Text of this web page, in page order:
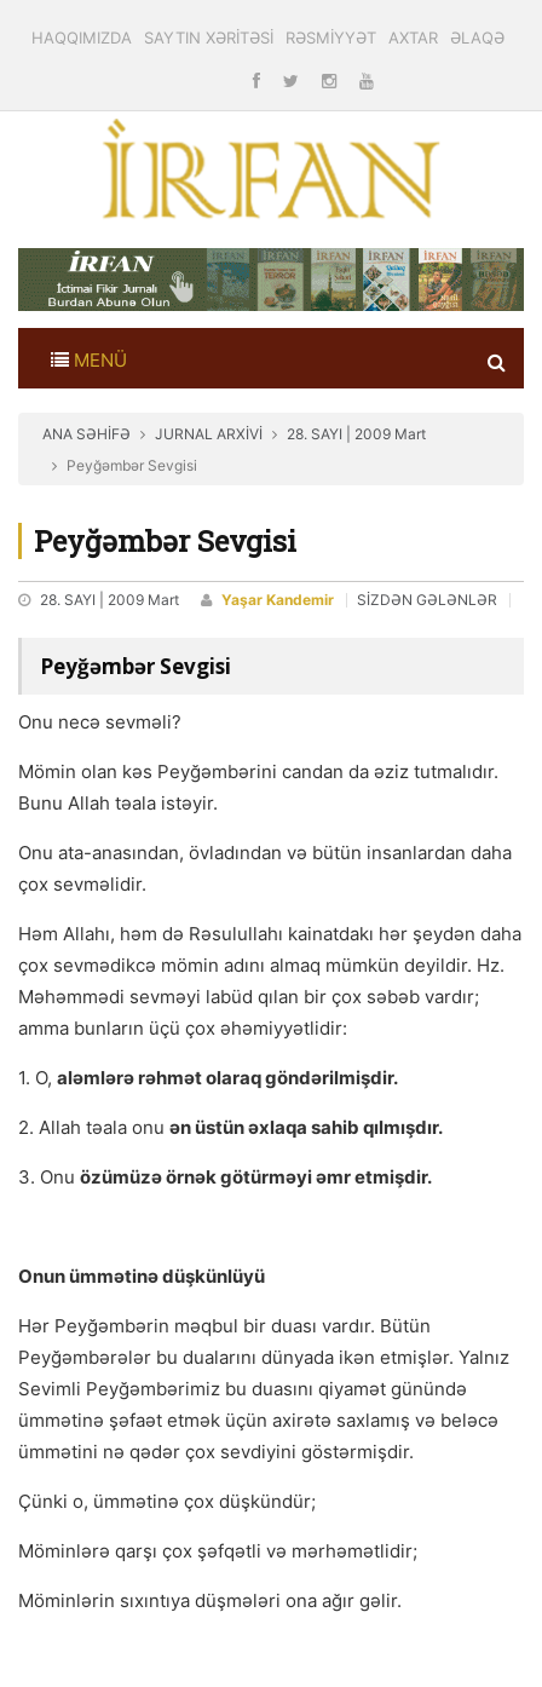
HAQQIMIZDA SAYTIN XƏRİTƏSİ RƏSMİYYƏT AXTAR ƏLAQƏ
MENÜ
ANA SƏHİFƏ JURNAL ARXİVİ
28. SAYI | 2009 Mart
Peyğəmbər Sevgisi
Peyğəmbər Sevgisi
28. SAYI | 2009 Mart Yaşar Kandemir SİZDƏN GƏLƏNLƏR
Peyğəmbər Sevgisi
Onu necə sevməli?
Mömin olan kəs Peyğəmbərini candan da əziz tutmalıdır.
Bunu Allah təala istəyir.
Onu ata-anasından, övladından və bütün insanlardan daha
çox sevməlidir.
Həm Allahı, həm də Rəsulullahı kainatdakı hər şeydən daha
çox sevmədikcə mömin adını almaq mümkün deyildir. Hz.
Məhəmmədi sevməyi labüd qılan bir çox səbəb vardır;
amma bunların üçü çox əhəmiyyətlidir:
1. O, aləmlərə rəhmət olaraq göndərilmişdir.
2. Allah təala onu ən üstün əxlaqa sahib qılmışdır.
3. Onu özümüzə örnək götürməyi əmr etmişdir.
Onun ümmətinə düşkünlüyü
Hər Peyğəmbərin məqbul bir duası vardır. Bütün
Peyğəmbərələr bu dualarını dünyada ikən etmişlər. Yalnız
Sevimli Peyğəmbərimiz bu duasını qiyamət günündə
ümmətinə şəfaət etmək üçün axirətə saxlamış və beləcə
ümmətini nə qədər çox sevdiyini göstərmişdir.
Çünki o, ümmətinə çox düşkündür;
Möminlərə qarşı çox şəfqətli və mərhəmətlidir;
Möminlərin sıxıntıya düşmələri ona ağır gəlir.